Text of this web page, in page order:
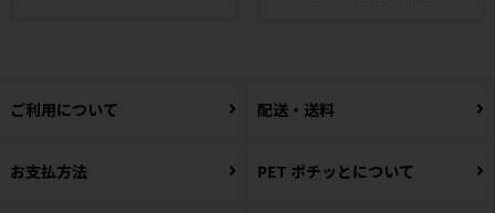
ご利用について 配送・送料
お支払方法 PET ポチッとについて